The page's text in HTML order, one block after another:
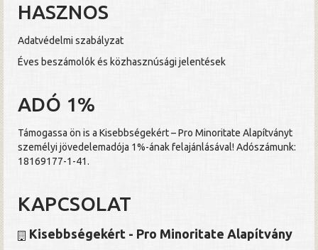
HASZNOS
Adatvédelmi szabályzat
Éves beszámolók és közhasznúsági jelentések
ADÓ 1%
Támogassa ön is a Kisebbségekért – Pro Minoritate Alapítványt
személyi jövedelemadója 1%-ának felajánlásával! Adószámunk:
18169177-1-41.
KAPCSOLAT
Kisebbségekért - Pro Minoritate Alapítvány